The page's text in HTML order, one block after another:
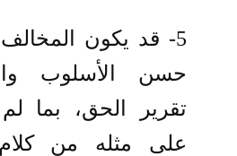
5- قد يكون
حسن الأسلوب
تقرير الحق، بما
على مثله من